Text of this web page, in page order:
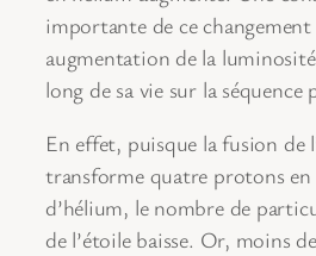
importante de ce changement
augmentation de la
long de sa vie sur la séquence
En effet, puisque la fusion de
transforme quatre protons en
d’hélium, le nombre de
de l’étoile baisse. Or, moins